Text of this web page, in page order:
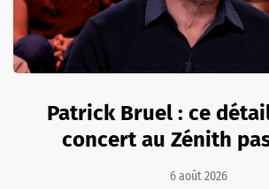
Patrick Bruel : ce
concert au Zénith
6 août 2026